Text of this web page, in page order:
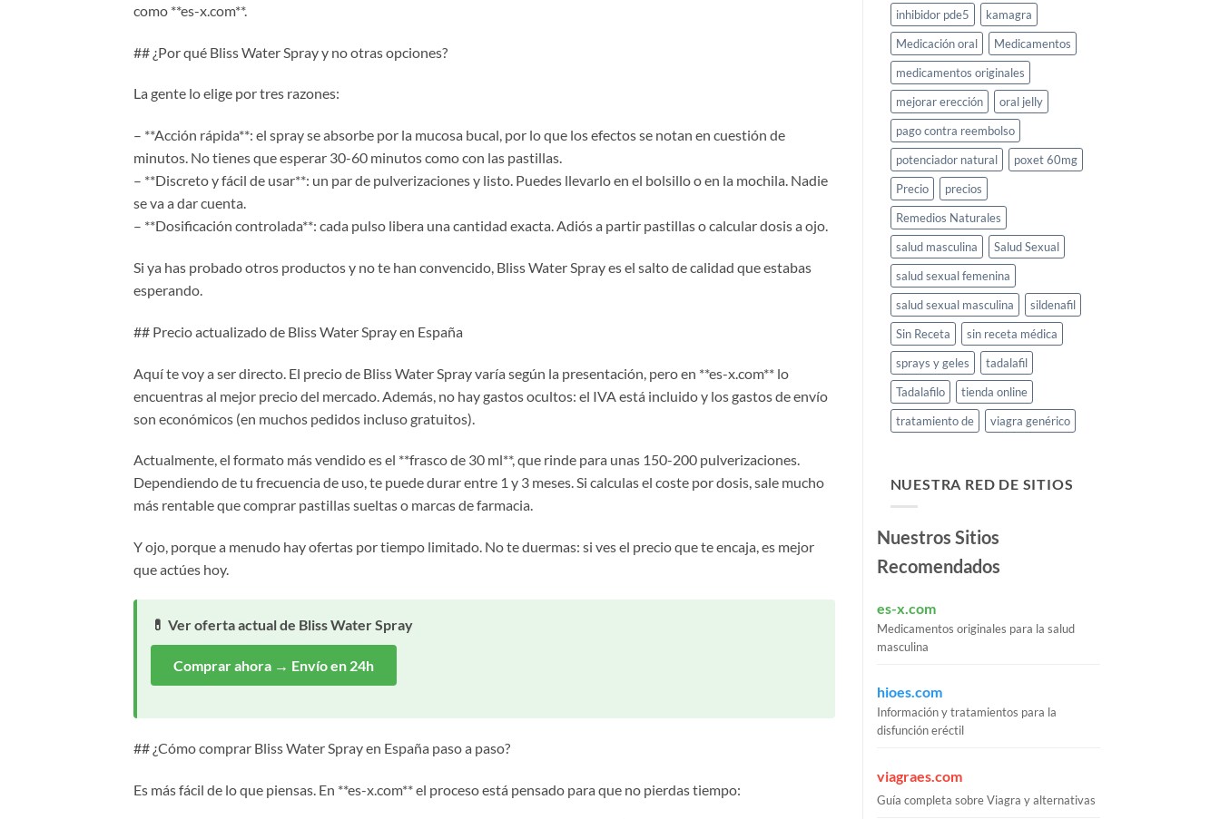
como **es-x.com**.
## ¿Por qué Bliss Water Spray y no otras opciones?
La gente lo elige por tres razones:
– **Acción rápida**: el spray se absorbe por la mucosa bucal, por lo que los efectos se notan en cuestión de
minutos. No tienes que esperar 30-60 minutos como con las pastillas.
– **Discreto y fácil de usar**: un par de pulverizaciones y listo. Puedes llevarlo en el bolsillo o en la mochila. Nadie
se va a dar cuenta.
– **Dosificación controlada**: cada pulso libera una cantidad exacta. Adiós a partir pastillas o calcular dosis a ojo.
Si ya has probado otros productos y no te han convencido, Bliss Water Spray es el salto de calidad que estabas
esperando.
## Precio actualizado de Bliss Water Spray en España
Aquí te voy a ser directo. El precio de Bliss Water Spray varía según la presentación, pero en **es-x.com** lo
encuentras al mejor precio del mercado. Además, no hay gastos ocultos: el IVA está incluido y los gastos de envío
son económicos (en muchos pedidos incluso gratuitos).
Actualmente, el formato más vendido es el **frasco de 30 ml**, que rinde para unas 150-200 pulverizaciones.
Dependiendo de tu frecuencia de uso, te puede durar entre 1 y 3 meses. Si calculas el coste por dosis, sale mucho
más rentable que comprar pastillas sueltas o marcas de farmacia.
Y ojo, porque a menudo hay ofertas por tiempo limitado. No te duermas: si ves el precio que te encaja, es mejor
que actúes hoy.
💊 Ver oferta actual de Bliss Water Spray
Comprar ahora → Envío en 24h
## ¿Cómo comprar Bliss Water Spray en España paso a paso?
Es más fácil de lo que piensas. En **es-x.com** el proceso está pensado para que no pierdas tiempo:
inhibidor pde5
kamagra
Medicación oral
Medicamentos
medicamentos originales
mejorar erección
oral jelly
pago contra reembolso
potenciador natural
poxet 60mg
Precio
precios
Remedios Naturales
salud masculina
Salud Sexual
salud sexual femenina
salud sexual masculina
sildenafil
Sin Receta
sin receta médica
sprays y geles
tadalafil
Tadalafilo
tienda online
tratamiento de
viagra genérico
NUESTRA RED DE SITIOS
Nuestros Sitios
Recomendados
es-x.com
Medicamentos originales para la salud
masculina
hioes.com
Información y tratamientos para la
disfunción eréctil
viagraes.com
Guía completa sobre Viagra y alternativas